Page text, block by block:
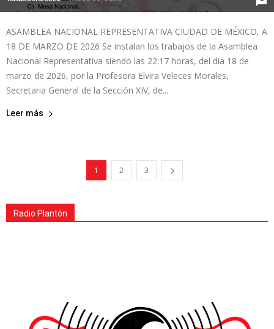
ASAMBLEA NACIONAL REPRESENTATIVA CIUDAD DE MÉXICO, A
18 DE MARZO DE 2026 Se instalan los trabajos de la Asamblea
Nacional Representativa siendo las 22:17 horas, del día 18 de
marzo de 2026, por la Profesora Elvira Veleces Morales,
Secretaria General de la Sección XIV, de...
Leer más
1 2 3
Radio Plantón